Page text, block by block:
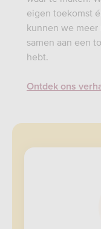
eigen toekomst
kunnen we
samen aan een
hebt.
Ontdek ons